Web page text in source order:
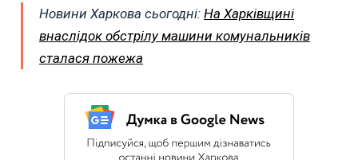
Новини Харкова сьогодні: На Харківщині
внаслідок обстрілу машини комунальників
сталася пожежа